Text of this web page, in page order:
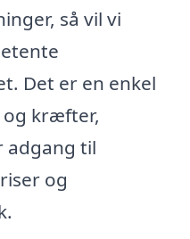
så vil vi
Det er en enkel
og kræfter,
adgang til
og